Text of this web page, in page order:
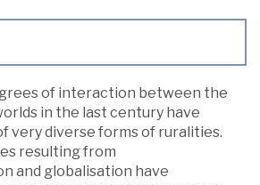
of interaction between the
in the last century have
very diverse forms of ruralities.
resulting from
and globalisation have